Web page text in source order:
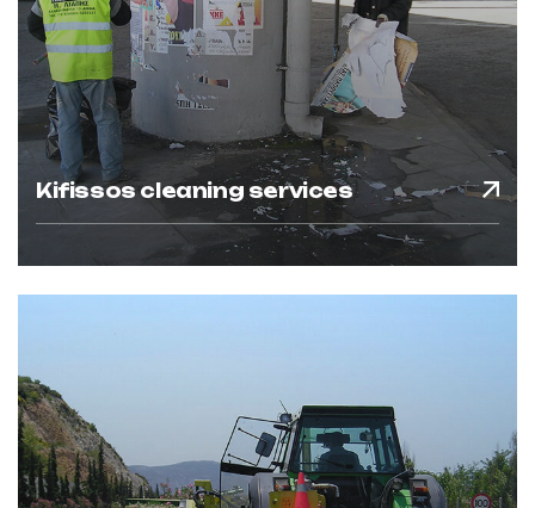
Kifissos cleaning services